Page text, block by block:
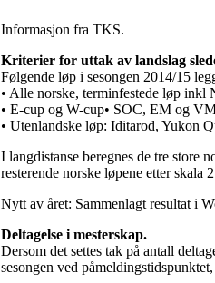
Informasjon fra TKS.
Kriterier for uttak av landslag
Følgende løp i sesongen 2014/15
• Alle norske, terminfestede løp inkl
• E-cup og W-cup• SOC, EM og
• Utenlandske løp: Iditarod, Yukon
I langdistanse beregnes de tre store
resterende norske løpene etter skala
Nytt av året: Sammenlagt resultat i
Deltagelse i mesterskap.
Dersom det settes tak på antall
sesongen ved